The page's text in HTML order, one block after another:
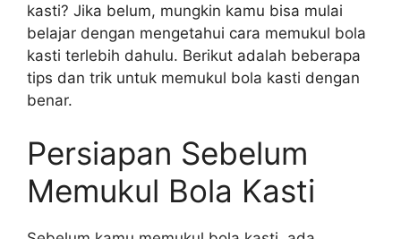
kasti? Jika belum, mungkin kamu bisa mulai
belajar dengan mengetahui cara memukul bola
kasti terlebih dahulu. Berikut adalah beberapa
tips dan trik untuk memukul bola kasti dengan
benar.
Persiapan Sebelum
Memukul Bola Kasti